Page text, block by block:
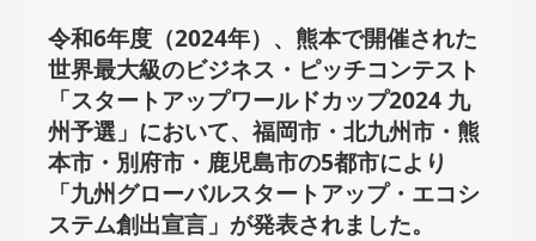
令和6年度（2024年）、熊本で開催された
世界最大級のビジネス・ピッチコンテスト
「スタートアップワールドカップ2024 九
州予選」において、福岡市・北九州市・熊
本市・別府市・鹿児島市の5都市により
「九州グローバルスタートアップ・エコシ
ステム創出宣言」が発表されました。